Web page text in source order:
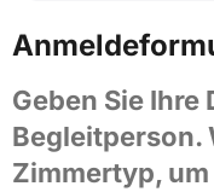
Geben Sie Ihre
Begleitperson.
Zimmertyp,